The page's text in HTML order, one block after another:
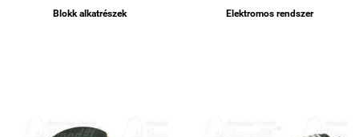
Blokk alkatrészek Elektromos rendszer